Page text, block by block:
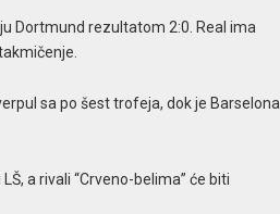
Dortmund rezultatom 2:0. Real ima
sa po šest trofeja, dok je Barselona
a rivali “Crveno-belima” će biti